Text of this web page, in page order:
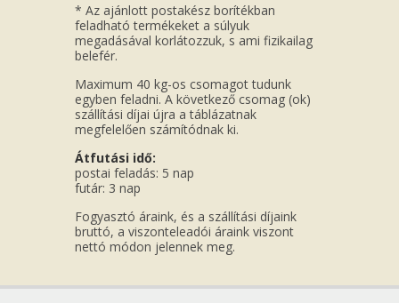
* Az ajánlott postakész borítékban
feladható termékeket a súlyuk
megadásával korlátozzuk, s ami fizikailag
belefér.
Maximum 40 kg-os csomagot tudunk
egyben feladni. A következő csomag (ok)
szállítási díjai újra a táblázatnak
megfelelően számítódnak ki.
Átfutási idő:
postai feladás: 5 nap
futár: 3 nap
Fogyasztó áraink, és a szállítási díjaink
bruttó, a viszonteleadói áraink viszont
nettó módon jelennek meg.